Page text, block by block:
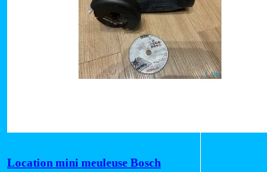
Location mini meuleuse Bosch